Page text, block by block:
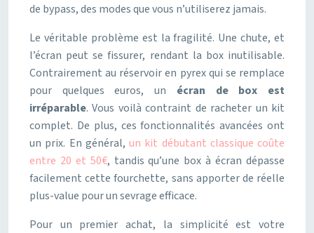
de bypass, des modes que vous n’utiliserez jamais.
Le véritable problème est la fragilité. Une chute, et
l’écran peut se fissurer, rendant la box inutilisable.
Contrairement au réservoir en pyrex qui se remplace
pour quelques euros, un écran de box est
irréparable. Vous voilà contraint de racheter un kit
complet. De plus, ces fonctionnalités avancées ont
un prix. En général, un kit débutant classique coûte
entre 20 et 50€, tandis qu’une box à écran dépasse
facilement cette fourchette, sans apporter de réelle
plus-value pour un sevrage efficace.
Pour un premier achat, la simplicité est votre